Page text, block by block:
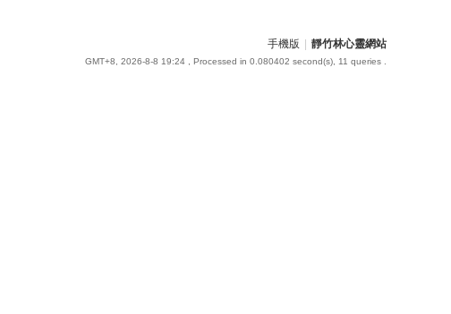
手機版 靜竹林心靈網站
GMT+8, 2026-8-8 19:24 , Processed in 0.080402 second(s), 11 queries .